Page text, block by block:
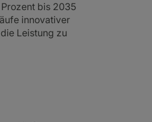
bis 2035
innovativer
Leistung zu